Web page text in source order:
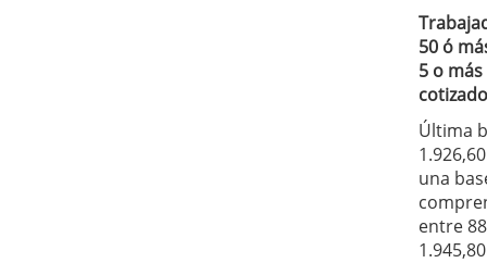
50 ó
5 o
Última
1.926,60
una
entre